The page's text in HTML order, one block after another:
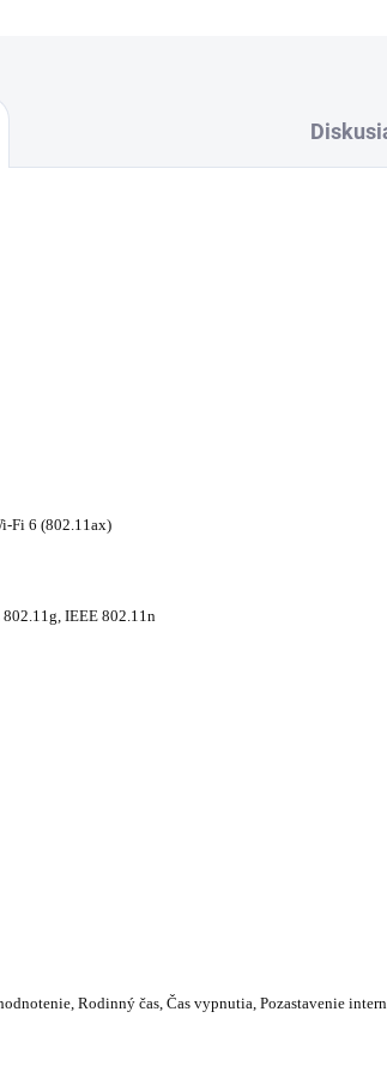
Fi 6 (802.11ax)
IEEE 802.11n
Rodinný čas, Čas vypnutia, Pozastavenie